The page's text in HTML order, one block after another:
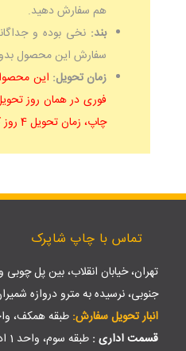
هم سفارش دهید.
بند:نخی بوده و
سفارش این محصول
زمان تحویل: این
فوری در همان روز
چاپ، زمان تحویل 4 روز کاری می باشد.
تماس با چاپ شاپرک
تهران، خیابان انقلاب، بین پل
جنوبی، نرسیده به مترو دروازه
انبار تحویل سفارش: طبقه همکف،
قسمت اداری : طبقه سوم، واحد 1 اداری